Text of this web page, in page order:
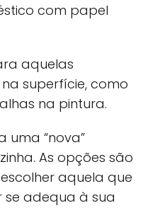
com papel
aquelas
superfície, como
na pintura.
uma “nova”
As opções são
aquela que
se adequa à sua